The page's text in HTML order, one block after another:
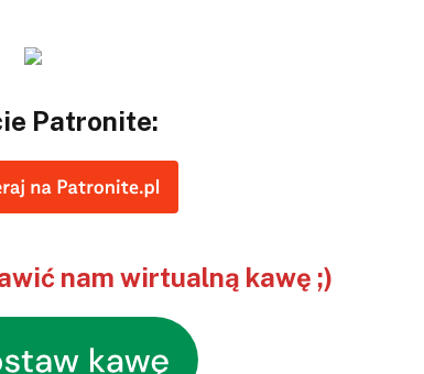
Patronite:
nam wirtualną kawę ;)